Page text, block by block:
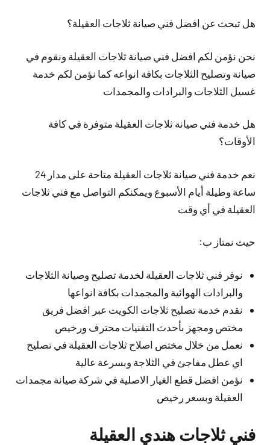
هل تبحث عن افضل فني صيانة ثلاجات العقيلة؟
نحن نؤمن لكم افضل فني صيانة ثلاجات العقيلة ونقوم في
صيانة وتصليح الثلاجات بكافة انواعه كما نؤمن لكم خدمة
غسيل الثلاجات والبرادات والمجمدات
هل خدمة فني صيانة ثلاجات العقيلة متوفرة في كافة
الأوقات؟
نعم خدمة فني صيانة ثلاجات العقيلة متاحة على مدار 24
ساعة وطيلة أيام الأسبوع ويمكنكم التواصل مع فني ثلاجات
العقيلة في أي وقت
حيث نمتاز ب:
نوفر فني ثلاجات العقيلة لخدمة تصليح وصيانة الثلاجات
والبرادات الهوائية والمجمدات بكافة انواعها
نقدم خدمة تصليح ثلاجات الكويت عبر افضل فريق
مختص ومجهز بأحدث التقنيات محترف ورخيص
نعمل من خلال مختص اصلاح ثلاجات العقيلة في تصليح
اي عطل مفاجئ في الثلاجة وبسرعة عالية
نؤمن افضل قطع الغيار الاصلية في شركة صيانة مجمدات
العقيلة وبسعر رخيص
فني ثلاجات هندي العقيلة